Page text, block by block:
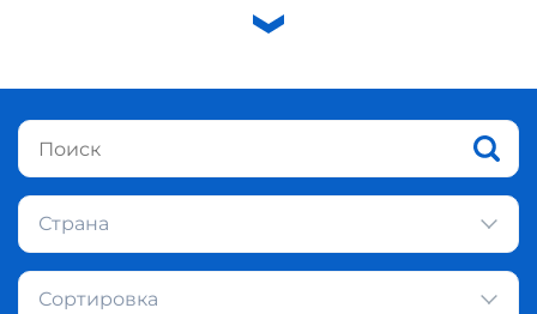
Страна
Сортировка